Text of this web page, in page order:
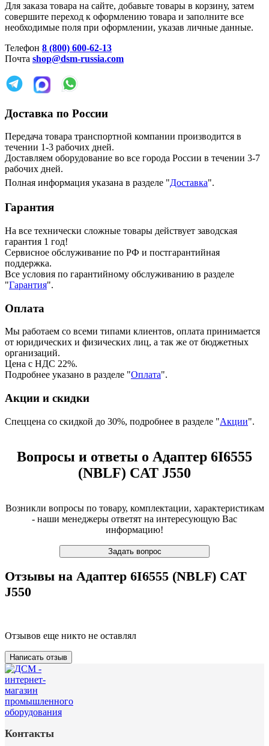
Для заказа товара на сайте, добавьте товары в корзину, затем
совершите переход к оформлению товара и заполните все
необходимые поля при оформлении, указав личные данные.
Телефон 8 (800) 600-62-13
Почта shop@dsm-russia.com
Доставка по России
Передача товара транспортной компании производится в
течении 1-3 рабочих дней.
Доставляем оборудование во все города России в течении 3-7
рабочих дней.
Полная информация указана в разделе "Доставка".
Гарантия
На все технически сложные товары действует заводская
гарантия 1 год!
Сервисное обслуживание по РФ и постгарантийная
поддержка.
Все условия по гарантийному обслуживанию в разделе
"Гарантия".
Оплата
Мы работаем со всеми типами клиентов, оплата принимается
от юридических и физических лиц, а так же от бюджетных
организаций.
Цена с НДС 22%.
Подробнее указано в разделе "Оплата".
Акции и скидки
Спеццена со скидкой до 30%, подробнее в разделе "Акции".
Вопросы и ответы о Адаптер 6I6555
(NBLF) CAT J550
Возникли вопросы по товару, комплектации, характеристикам
- наши менеджеры ответят на интересующую Вас
информацию!
Задать вопрос
Отзывы на Адаптер 6I6555 (NBLF) CAT
J550
Отзывов еще никто не оставлял
Написать отзыв
Контакты